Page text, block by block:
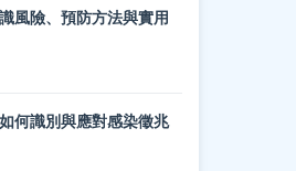
風險、預防方法與實用
何識別與應對感染徵兆